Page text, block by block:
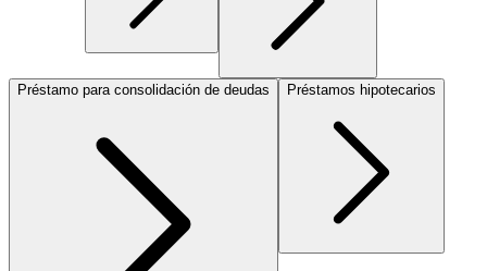
Préstamo para consolidación de deudas Préstamos hipotecarios